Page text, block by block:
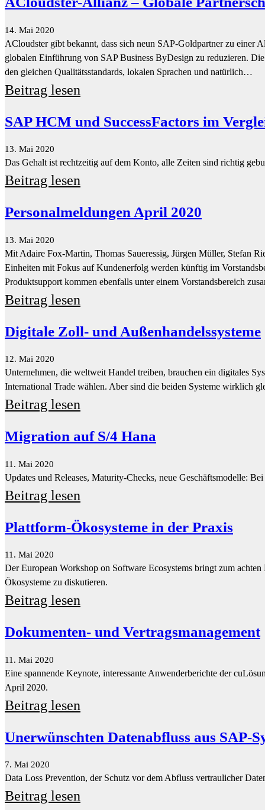
Beitrag lesen
SAP HCM und SuccessFactors im
13. Mai 2020
Das Gehalt ist rechtzeitig auf dem Konto, alle Zeiten sind richtig
Beitrag lesen
Personalmeldungen April 2020
13. Mai 2020
Einheiten mit Fokus auf Kundenerfolg werden künftig im
Beitrag lesen
Digitale Zoll- und Außenhandelssysteme
12. Mai 2020
Unternehmen, die weltweit Handel treiben, brauchen ein digitales
International Trade wählen. Aber sind die beiden Systeme wirklich
Beitrag lesen
Migration auf S/4 Hana
11. Mai 2020
Beitrag lesen
Plattform-Ökosysteme in der Praxis
11. Mai 2020
Der European Workshop on Software Ecosystems bringt zum
Ökosysteme zu diskutieren.
Beitrag lesen
Dokumenten- und Vertragsmanagement
11. Mai 2020
April 2020.
Beitrag lesen
Unerwünschten Datenabfluss aus SAP-
7. Mai 2020
Data Loss Prevention, der Schutz vor dem Abfluss vertraulicher
Beitrag lesen
Optimale Warenallokation im
7. Mai 2020
wie reif sind diese?